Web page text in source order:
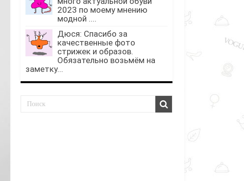
2023 по моему мнению
модной ....
Дюся: Спасибо за
качественные фото
стрижек и образов.
Обязательно возьмём на
заметку...